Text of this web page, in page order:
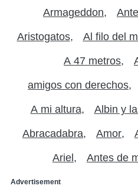
Armageddon
Aristogatos Al filo del
A 47 metros
amigos con derechos
A mi altura Albin y
Abracadabra Amor
Ariel Antes de
Advertisement